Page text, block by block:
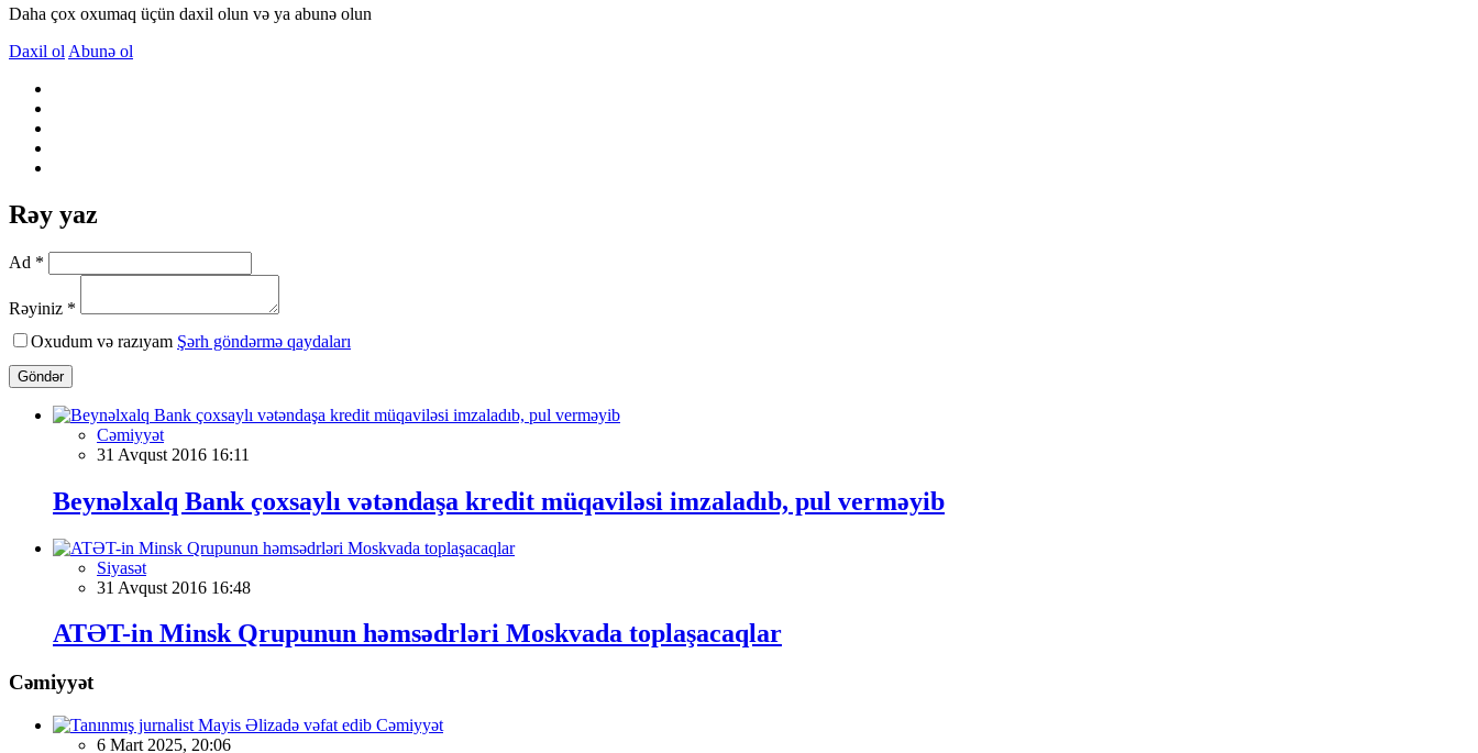
Daha çox oxumaq üçün daxil olun və ya abunə olun
Daxil ol Abunə ol
Rəy yaz
Ad *
Rəyiniz *
Oxudum və razıyam Şərh göndərmə qaydaları
Göndər
Cəmiyyət
31 Avqust 2016 16:11
Beynəlxalq Bank çoxsaylı vətəndaşa kredit müqaviləsi imzaladıb, pul verməyib
Siyasət
31 Avqust 2016 16:48
ATƏT-in Minsk Qrupunun həmsədrləri Moskvada toplaşacaqlar
Cəmiyyət
Cəmiyyət
6 Mart 2025, 20:06